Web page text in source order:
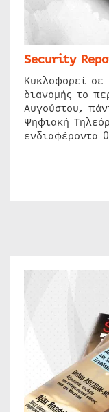
Security
Κυκλοφορεί σε
διανομής το
Αυγούστου,
Ψηφιακή
ενδιαφέροντα